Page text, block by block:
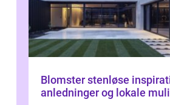
Blomster stenløse inspiration,
anledninger og lokale